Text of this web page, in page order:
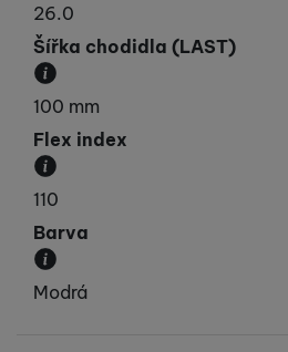
Délka chodidla v cm.
26.0
Šířka chodidla (LAST)
Jak máte široké chodidlo v
100 mm
Flex index
Stupnice tuhosti lyžařské
110
Barva
Převládající barva výrobku.
Modrá